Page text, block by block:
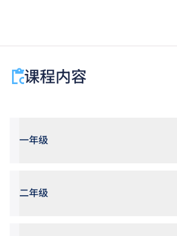
课程内容
一年级
二年级